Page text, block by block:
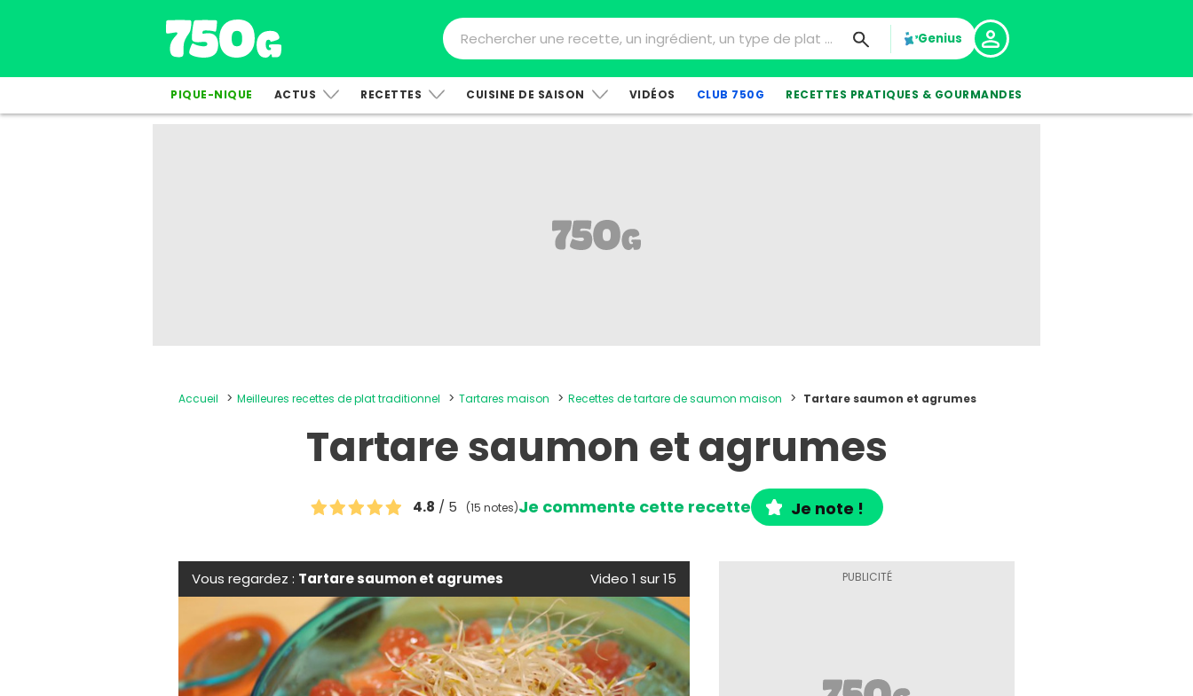
Genius
PIQUE-NIQUE ACTUS RECETTES CUISINE DE SAISON VIDÉOS CLUB 750G RECETTES PRATIQUES & GOURMANDES
Accueil Meilleures recettes de plat traditionnel Tartares maison Recettes de tartare de saumon maison Tartare saumon et agrumes
Tartare saumon et agrumes
4.8 / 5 (15 notes)Je commente cette recette Je note !
Vous regardez : Tartare saumon et agrumes Video 1 sur 15